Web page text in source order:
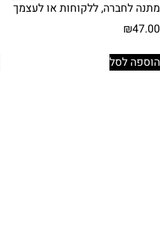
מתנה לחברה, ללקוחות או לעצמך
₪47.00
הוספה לסל